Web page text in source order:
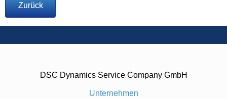
Zurück
DSC Dynamics Service Company GmbH
Unternehmen